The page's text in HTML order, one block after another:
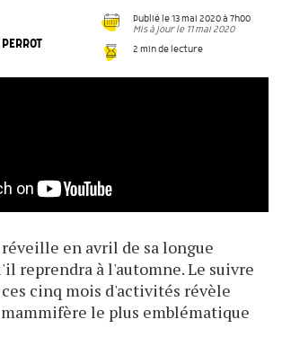
Publié le 13 mai 2020 à 7h00
Mis à jour le 11 mai 2020
2 min de lecture
en avril de sa longue
reprendra à l'automne. Le suivre
cinq mois d'activités révèle
le plus emblématique